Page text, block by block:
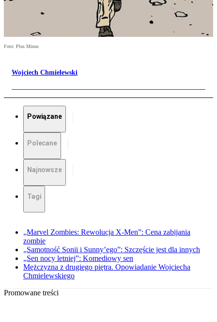
Foto: Plus Minus
Wojciech Chmielewski
Powiązane
Polecane
Najnowsze
Tagi
„Marvel Zombies: Rewolucja X-Men”: Cena zabijania
zombie
„Samotność Sonii i Sunny’ego”: Szczęście jest dla innych
„Sen nocy letniej”: Komediowy sen
Mężczyzna z drugiego piętra. Opowiadanie Wojciecha
Chmielewskiego
Promowane treści